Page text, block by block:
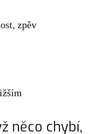
zpěv
něco chybí,